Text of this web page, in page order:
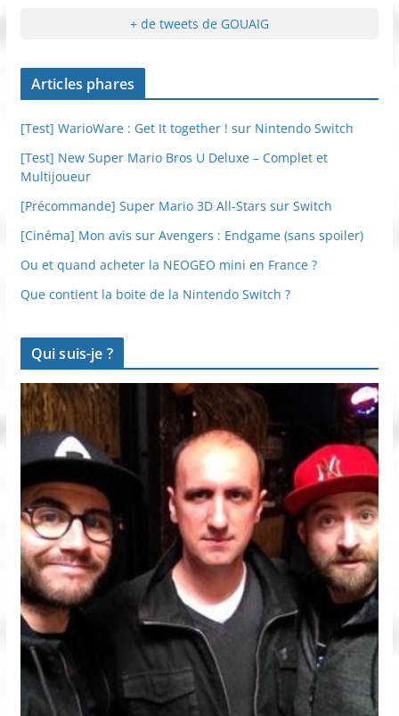
+ de tweets de GOUAIG
Articles phares
[Test] WarioWare : Get It together ! sur Nintendo Switch
[Test] New Super Mario Bros U Deluxe – Complet et
Multijoueur
[Précommande] Super Mario 3D All-Stars sur Switch
[Cinéma] Mon avis sur Avengers : Endgame (sans spoiler)
Ou et quand acheter la NEOGEO mini en France ?
Que contient la boite de la Nintendo Switch ?
Qui suis-je ?